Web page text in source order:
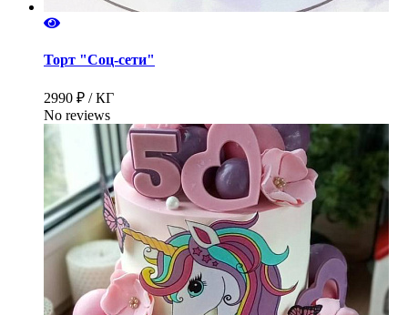
Торт "Соц-сети"
2990 ₽ / КГ
No reviews